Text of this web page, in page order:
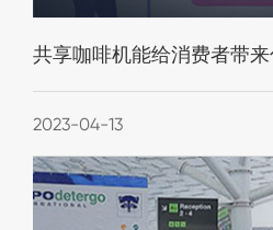
共享咖啡机能给消费者带来
2023-04-13